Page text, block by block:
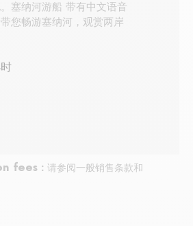
塞纳河游船 带有中文语音
您畅游塞纳河，观赏两岸
fees : 请参阅一般销售条款和